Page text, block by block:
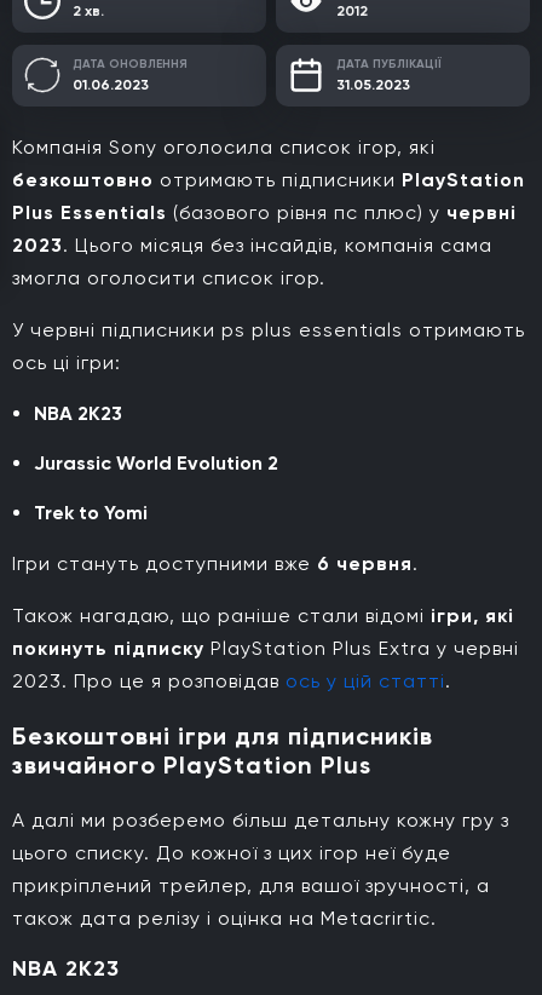
2 хв. 2012
ДАТА ОНОВЛЕННЯ
01.06.2023
ДАТА ПУБЛІКАЦІЇ
31.05.2023
Компанія Sony оголосила список ігор, які
безкоштовно отримають підписники PlayStation
Plus Essentials (базового рівня пс плюс) у червні
2023. Цього місяця без інсайдів, компанія сама
змогла оголосити список ігор.
У червні підписники ps plus essentials отримають
ось ці ігри:
NBA 2K23
Jurassic World Evolution 2
Trek to Yomi
Ігри стануть доступними вже 6 червня.
Також нагадаю, що раніше стали відомі ігри, які
покинуть підписку PlayStation Plus Extra у червні
2023. Про це я розповідав ось у цій статті.
Безкоштовні ігри для підписників
звичайного PlayStation Plus
А далі ми розберемо більш детальну кожну гру з
цього списку. До кожної з цих ігор неї буде
прикріплений трейлер, для вашої зручності, а
також дата релізу і оцінка на Metacrirtic.
NBA 2K23